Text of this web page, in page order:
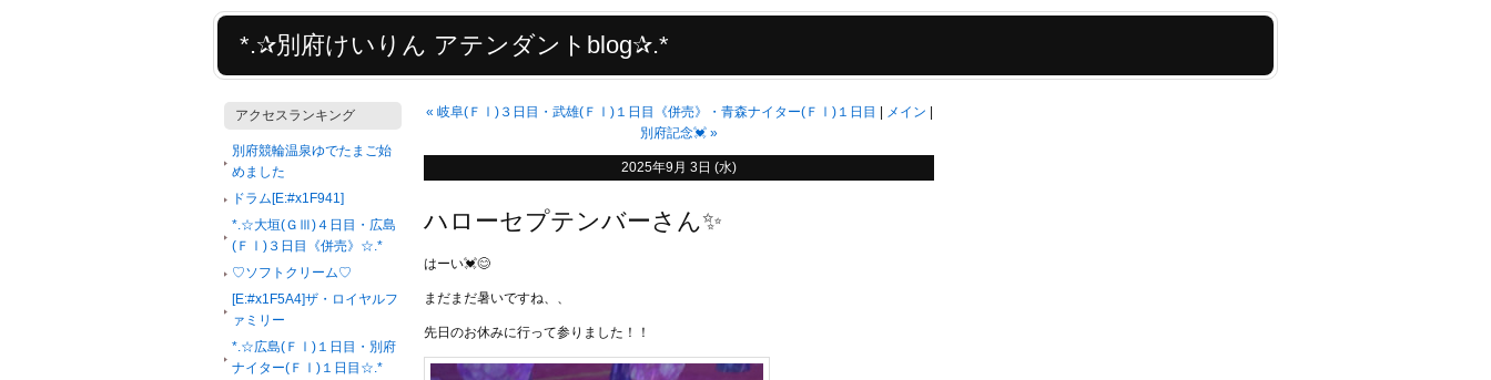
*.✰別府けいりん アテンダントblog✰.*
アクセスランキング
別府競輪温泉ゆでたまご始
めました
ドラム[E:#x1F941]
*.☆大垣(ＧⅢ)４日目・広島
(ＦⅠ)３日目《併売》☆.*
♡ソフトクリーム♡
[E:#x1F5A4]ザ・ロイヤルフ
ァミリー
*.☆広島(ＦⅠ)１日目・別府
ナイター(ＦⅠ)１日目☆.*
« 岐阜(ＦⅠ)３日目・武雄(ＦⅠ)１日目《併売》・青森ナイター(ＦⅠ)１日目
メイン
別府記念💓 »
2025年9月 3日 (水)
ハローセプテンバーさん✨
はーい💓😊
まだまだ暑いですね、、
先日のお休みに行って参りました！！